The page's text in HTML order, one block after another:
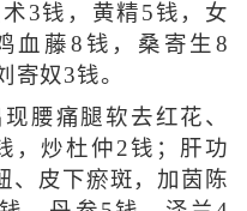
3钱，黄精5钱，女
血藤8钱，桑寄生8
寄奴3钱。
腰痛腿软去红花、
，炒杜仲2钱；肝功
、皮下瘀斑，加茵陈